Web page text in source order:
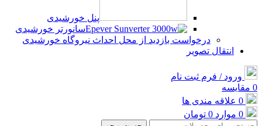
پنل خورشیدی
سانورتر خورشیدی
درخواست بازدید از محل احداث نیروگاه خورشیدی
انتقال تصویر
ورود / فرم ثبت نام
0 مقایسه
0 علاقه مندی ها
0 موارد 0 تومان